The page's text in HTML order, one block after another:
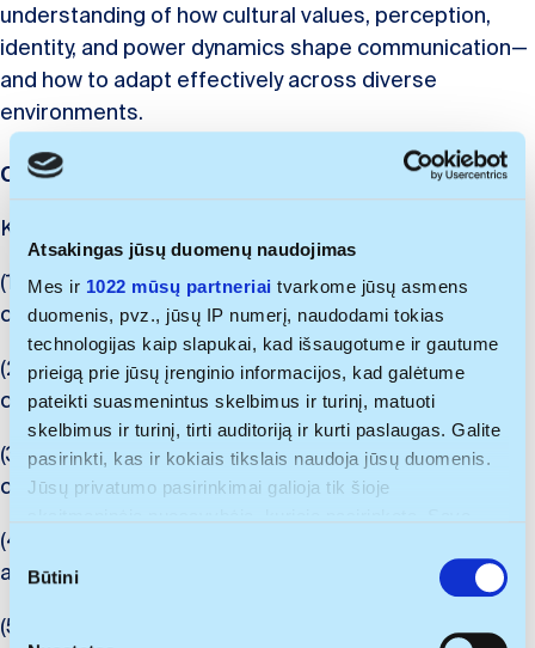
Atsakingas jūsų duomenų naudojimas
Mes ir 1022 mūsų partneriai tvarkome jūsų asmens
duomenis, pvz., jūsų IP numerį, naudodami tokias
technologijas kaip slapukai, kad išsaugotume ir gautume
prieigą prie jūsų įrenginio informacijos, kad galėtume
pateikti suasmenintus skelbimus ir turinį, matuoti
skelbimus ir turinį, tirti auditoriją ir kurti paslaugas. Galite
pasirinkti, kas ir kokiais tikslais naudoja jūsų duomenis.
Jūsų privatumo pasirinkimai galioja tik šioje
nuorodą į poraštę arba piktogramą „Privatumo trigeris“.
u
i
Būtini
understanding of how cultural values, perception,
identity, and power dynamics shape communication—
and how to adapt effectively across diverse
environments.
Course goals
Key topics include:
(1) Foundations of communication and cross-cultural
communication theory
(2) The history and evolution of intercultural
communication studies
(3) Intercultural vs. transcultural approaches in
communication and management
(4) Real-world case studies and role-based group
activities
(5) Practical tools for analysing and improving cross-